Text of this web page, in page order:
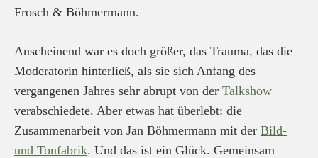
Frosch & Böhmermann.
Anscheinend war es doch größer, das Trauma, das die
Moderatorin hinterließ, als sie sich Anfang des
vergangenen Jahres sehr abrupt von der Talkshow
verabschiedete. Aber etwas hat überlebt: die
Zusammenarbeit von Jan Böhmermann mit der Bild-
und Tonfabrik. Und das ist ein Glück. Gemeinsam